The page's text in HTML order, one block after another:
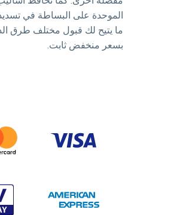
الموحدة على البساطة في
ما يتيح لك قبول مختلف طرق
بسعر منخفض ثابت.